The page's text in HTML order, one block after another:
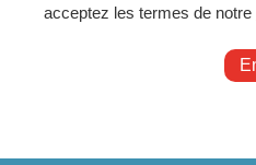
acceptez les termes de notre